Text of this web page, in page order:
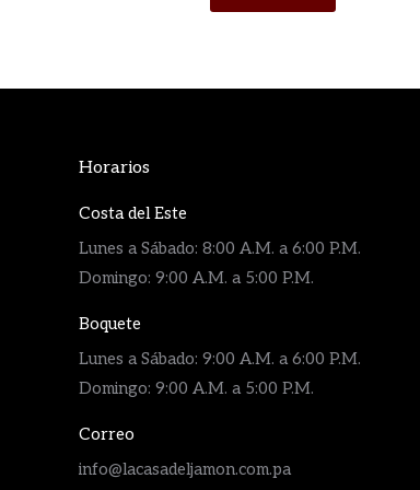
Horarios
Costa del Este
Lunes a Sábado: 8:00 A.M. a 6:00 P.M.
Domingo: 9:00 A.M. a 5:00 P.M.
Boquete
Lunes a Sábado: 9:00 A.M. a 6:00 P.M.
Domingo: 9:00 A.M. a 5:00 P.M.
Correo
info@lacasadeljamon.com.pa